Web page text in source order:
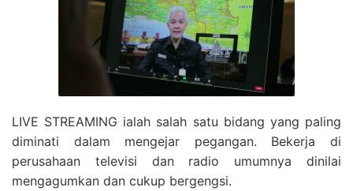
LIVE STREAMING ialah salah satu bidang yang paling
diminati dalam mengejar pegangan. Bekerja di
perusahaan televisi dan radio umumnya dinilai
mengagumkan dan cukup bergengsi.